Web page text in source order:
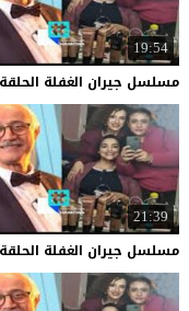
19:54
مسلسل جيران الغفلة الحلقة
21:39
مسلسل جيران الغفلة الحلقة